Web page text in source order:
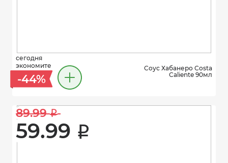
сегодня
экономите
-44%
Соус Хабанеро Costa
Caliente 90мл
89.99 i
59.99 i